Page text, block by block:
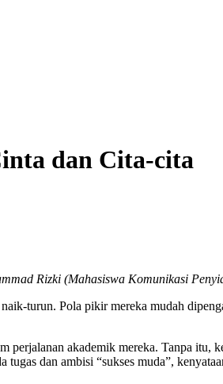
dan Cita-cita
Rizki (Mahasiswa Komunikasi
turun. Pola pikir mereka mudah
akademik mereka. Tanpa itu,
dan ambisi “sukses muda”,